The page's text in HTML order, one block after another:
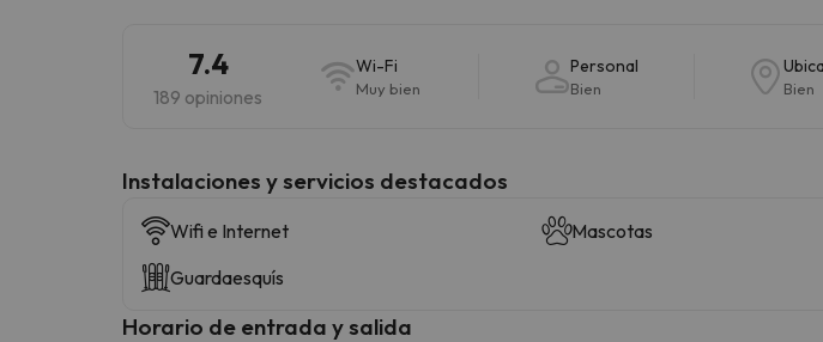
7.4
189 opiniones
Wi-Fi
Muy bien
Personal
Bien Bien
Instalaciones y servicios destacados
Wifi e Internet
Mascotas
Guardaesquís
Horario de entrada y salida